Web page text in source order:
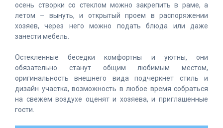
осень створки со стеклом можно закрепить в раме, а
летом – вынуть, и открытый проем в распоряжении
хозяев, через него можно подать блюда или даже
занести мебель.
Остекленные беседки комфортны и уютны, они
обязательно станут общим любимым местом,
оригинальность внешнего вида подчеркнет стиль и
дизайн участка, возможность в любое время собраться
на свежем воздухе оценят и хозяева, и приглашенные
гости.